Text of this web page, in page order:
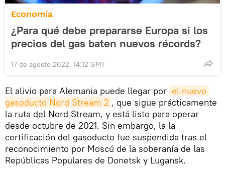
Economía
¿Para qué debe prepararse Europa si los
precios del gas baten nuevos récords?
17 de agosto 2022, 14:12 GMT
El alivio para Alemania puede llegar por el nuevo
gasoducto Nord Stream 2 , que sigue prácticamente
la ruta del Nord Stream, y está listo para operar
desde octubre de 2021. Sin embargo, la la
certificación del gasoducto fue suspendida tras el
reconocimiento por Moscú de la soberanía de las
Repúblicas Populares de Donetsk y Lugansk.